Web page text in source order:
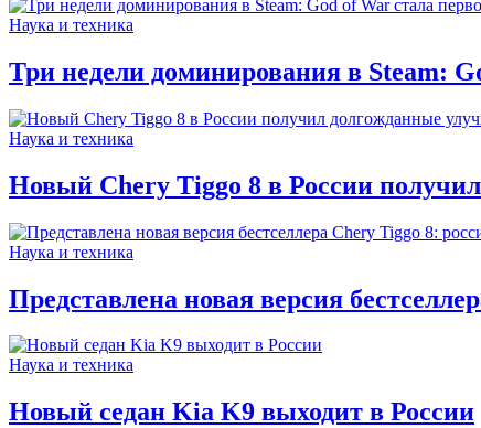
Наука и техника
Три недели доминирования в Steam:
Наука и техника
Новый Chery Tiggo 8 в России
Наука и техника
Представлена новая версия
Наука и техника
Новый седан Kia K9 выходит в России